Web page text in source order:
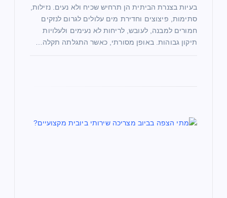
בעיות בצנרת הביתית הן תרחיש שכיח ולא נעים. נזילות,
סתימות, פיצוצים וחדירת מים עלולים לגרום לנזקים
חמורים למבנה, לעובש, לריחות לא נעימים ולעלויות
תיקון גבוהות. באופן מסורתי, כאשר התגלתה תקלה…